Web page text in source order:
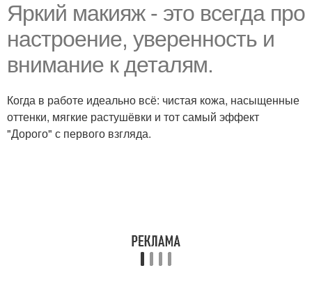
Яркий макияж - это всегда про
настроение, уверенность и
внимание к деталям.
Когда в работе идеально всё: чистая кожа, насыщенные
оттенки, мягкие растушёвки и тот самый эффект
"Дорого" с первого взгляда.